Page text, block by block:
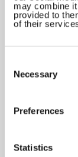
may combine
provided to
of their
Selection
Necessary
Preferences
Statistics